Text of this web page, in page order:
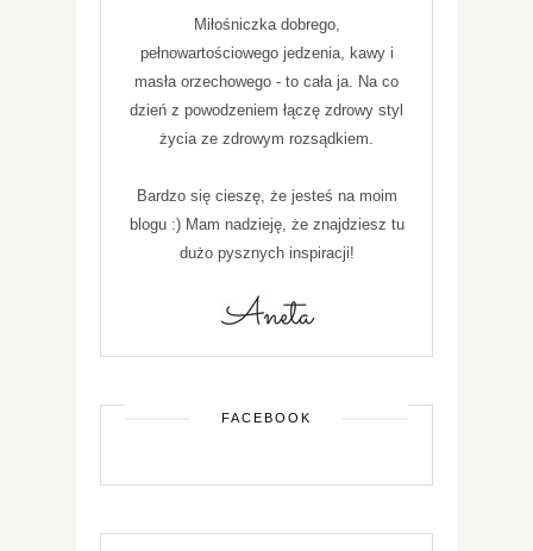
Miłośniczka dobrego,
pełnowartościowego jedzenia, kawy i
masła orzechowego - to cała ja. Na co
dzień z powodzeniem łączę zdrowy styl
życia ze zdrowym rozsądkiem.
Bardzo się cieszę, że jesteś na moim
blogu :) Mam nadzieję, że znajdziesz tu
dużo pysznych inspiracji!
FACEBOOK